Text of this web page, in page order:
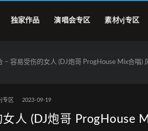
独家作品 演唱会专区 素材vj专区
– 容易受伤的女人 (DJ炮哥 ProgHouse Mix合唱)
专区 2023-09-19
人 (DJ炮哥 ProgHouse